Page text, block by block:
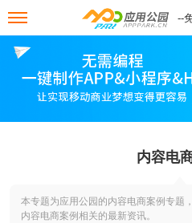
--
内容电
本专题为应用公园的内容电商案例专题
内容电商案例相关的最新资讯。